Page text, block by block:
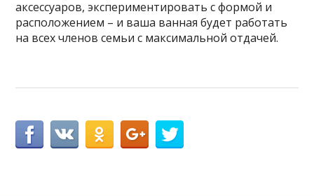
аксессуаров, экспериментировать с формой и
расположением – и ваша ванная будет работать
на всех членов семьи с максимальной отдачей.